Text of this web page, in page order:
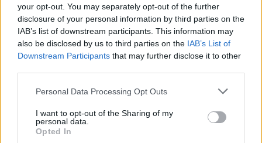
your opt-out. You may separately opt-out of the further
disclosure of your personal information by third parties on the
IAB’s list of downstream participants. This information may
also be disclosed by us to third parties on the IAB’s List of
Downstream Participants that may further disclose it to other
Please note that this website/app uses one or more Google
not limited to your visit or usage behaviour. You may click to
grant or deny consent to Google and its third-party tags to
use your data for below specified purposes in below Google
Personal Data Processing Opt Outs
I want to opt-out of the Sharing of my
personal data.
Opted In
Sikerült a fejlesztőknek meggyőzni a korhatárbesorolási
bizottságot, hogy nem úgy van pozitívan feltüntetve a
droghasználat, ahogy gondolták.